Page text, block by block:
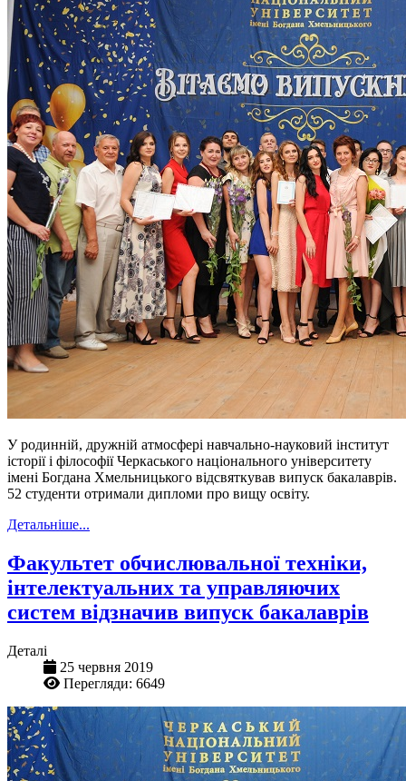
У родинній, дружній атмосфері навчально-науковий інститут
історії і філософії Черкаського національного університету
імені Богдана Хмельницького відсвяткував випуск бакалаврів.
52 студенти отримали дипломи про вищу освіту.
Детальніше...
Факультет обчислювальної техніки,
інтелектуальних та управляючих
систем відзначив випуск бакалаврів
Деталі
25 червня 2019
Перегляди: 6649